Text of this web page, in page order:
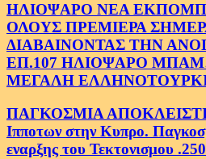
ΗΛΙΟΨΑΡΟ ΝΕΑ
ΟΛΟΥΣ ΠΡΕΜΙΕΡΑ
ΔΙΑΒΑΙΝΟΝΤΑΣ ΤΗΝ
ΕΠ.107 ΗΛΙΟΨΑΡΟ
ΜΕΓΑΛΗ
ΠΑΓΚΟΣΜΙΑ
Ιπποτων στην Κυπρο.
εναρξης του Τεκτονισμου